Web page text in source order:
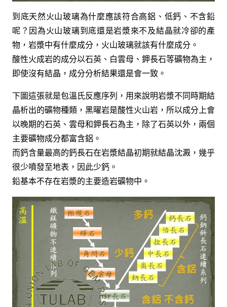
到底天然火山玻璃為什麼應該符合高鋁、低鈣、不含鉛
呢？因為火山玻璃到底還是岩漿來不及結晶就冷卻的產
物，岩漿中有什麼成分，火山玻璃就該有什麼成分。
酸性火成岩的成分以石英、白雲母、鉀長石等礦物為主，
即使沒有結晶，成分分析結果還是會一致。
下圖這張就是包溫氏反應序列，用來說明岩漿不同時期結
晶析出的礦物種類，黑曜岩是酸性火山岩，所以成分上會
以晚期的石英、雲母和鉀長石為主，除了石英以外，兩個
主要礦物成分都富含鋁。
而鈣含量最高的鈣長石在岩漿結晶初期就結晶沈澱，幾乎
很少噴發至地表，因此少鈣。
鉛基本不存在岩漿的主要造岩礦物中。